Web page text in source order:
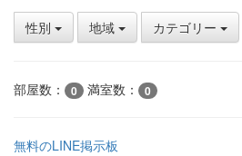
性別 地域 カテゴリー
部屋数： 0 満室数： 0
無料のLINE掲示板